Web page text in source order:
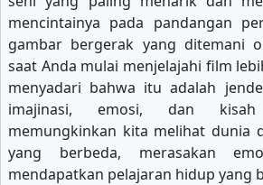
mencintainya pada pandangan
gambar bergerak yang ditemani
saat Anda mulai menjelajahi film
menyadari bahwa itu adalah
imajinasi, emosi, dan
memungkinkan kita melihat dunia
yang berbeda, merasakan
mendapatkan pelajaran hidup yang